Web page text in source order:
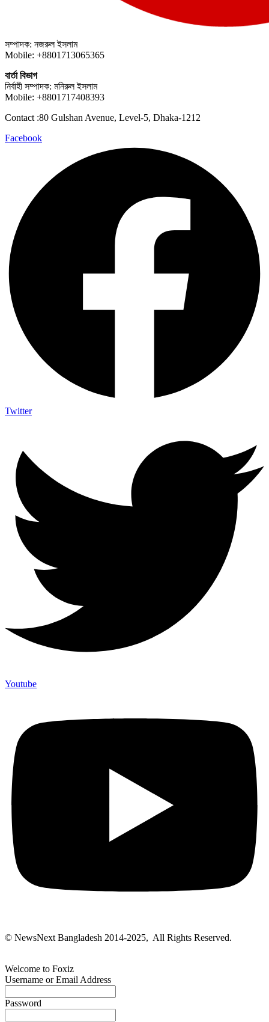
সম্পাদক: নজরুল ইসলাম
Mobile: +8801713065365
বার্তা বিভাগ
নির্বাহী সম্পাদক: মনিরুল ইসলাম
Mobile: +8801717408393
Contact :80 Gulshan Avenue, Level-5, Dhaka-1212
Facebook
Twitter
Youtube
© NewsNext Bangladesh 2014-2025, All Rights Reserved.
Welcome to Foxiz
Username or Email Address
Password